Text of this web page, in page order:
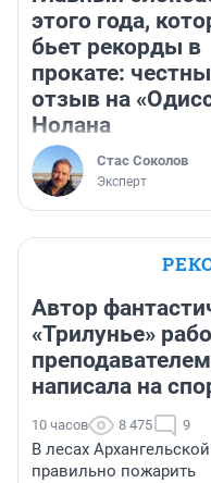
этого года,
бьет рекорды в
прокате:
отзыв на
Нолана
Стас Соколов
Эксперт
Автор
«Трилунье»
написала на
10 часов 8 475 9
В лесах
правильно пожарить